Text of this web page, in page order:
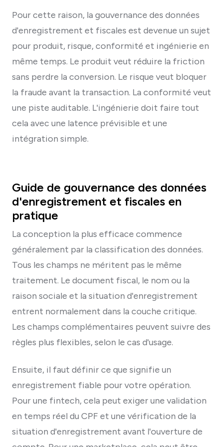
Pour cette raison, la gouvernance des données
d'enregistrement et fiscales est devenue un sujet
pour produit, risque, conformité et ingénierie en
même temps. Le produit veut réduire la friction
sans perdre la conversion. Le risque veut bloquer
la fraude avant la transaction. La conformité veut
une piste auditable. L'ingénierie doit faire tout
cela avec une latence prévisible et une
intégration simple.
Guide de gouvernance des données
d'enregistrement et fiscales en
pratique
La conception la plus efficace commence
généralement par la classification des données.
Tous les champs ne méritent pas le même
traitement. Le document fiscal, le nom ou la
raison sociale et la situation d'enregistrement
entrent normalement dans la couche critique.
Les champs complémentaires peuvent suivre des
règles plus flexibles, selon le cas d'usage.
Ensuite, il faut définir ce que signifie un
enregistrement fiable pour votre opération.
Pour une fintech, cela peut exiger une validation
en temps réel du CPF et une vérification de la
situation d'enregistrement avant l'ouverture de